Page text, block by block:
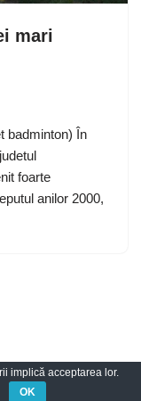
mari
badminton) În
foarte
anilor 2000,
implică acceptarea lor.
OK